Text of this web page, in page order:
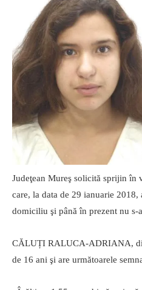
Judeţean Mureş solicită sprijin în
care, la data de 29 ianuarie
domiciliu şi până în prezent nu s-
CĂLUȚI RALUCA-ADRIANA,
de 16 ani şi are următoarele